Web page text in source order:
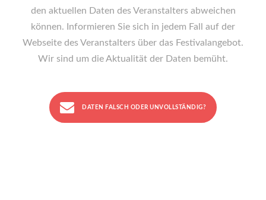
den aktuellen Daten des Veranstalters abweichen
können. Informieren Sie sich in jedem Fall auf der
Webseite des Veranstalters über das Festivalangebot.
Wir sind um die Aktualität der Daten bemüht.
DATEN FALSCH ODER UNVOLLSTÄNDIG?